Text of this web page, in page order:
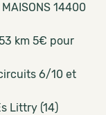
14400
km 5€ pour
6/10 et
Littry (14)